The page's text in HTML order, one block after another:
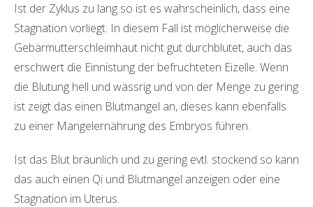
Ist der Zyklus zu lang so ist es wahrscheinlich, dass eine
Stagnation vorliegt. In diesem Fall ist möglicherweise die
Gebärmutterschleimhaut nicht gut durchblutet, auch das
erschwert die Einnistung der befruchteten Eizelle. Wenn
die Blutung hell und wässrig und von der Menge zu gering
ist zeigt das einen Blutmangel an, dieses kann ebenfalls
zu einer Mangelernährung des Embryos führen.
Ist das Blut bräunlich und zu gering evtl. stockend so kann
das auch einen Qi und Blutmangel anzeigen oder eine
Stagnation im Uterus.